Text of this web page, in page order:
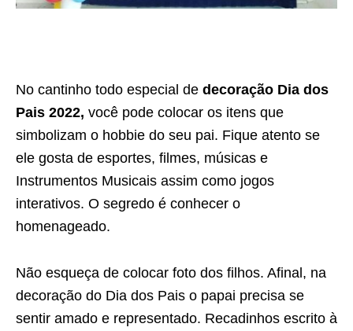
No cantinho todo especial de decoração Dia dos
Pais 2022, você pode colocar os itens que
simbolizam o hobbie do seu pai. Fique atento se
ele gosta de esportes, filmes, músicas e
Instrumentos Musicais assim como jogos
interativos. O segredo é conhecer o
homenageado.
Não esqueça de colocar foto dos filhos. Afinal, na
decoração do Dia dos Pais o papai precisa se
sentir amado e representado. Recadinhos escrito à